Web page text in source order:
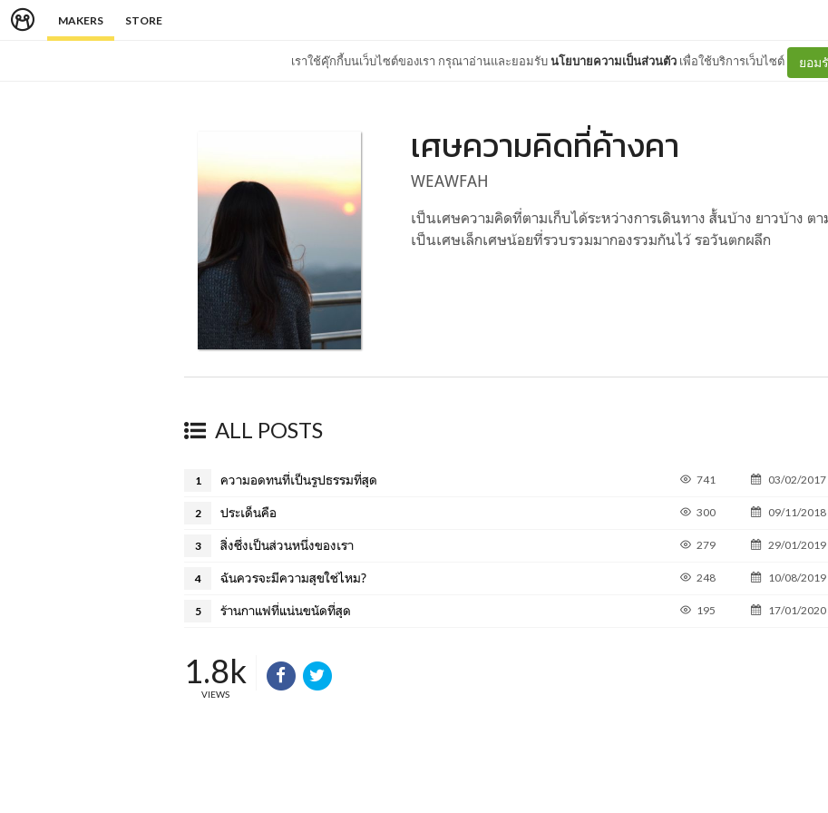
MAKERS STORE
เราใช้คุ๊กกี้บนเว็บไซต์ของเรา กรุณาอ่านและยอมรับนโยบายความเป็นส่วนตัว เพื่อใช้บริการเว็บไซต์ ยอม
เศษความคิดที่ค้างคา
WEAWFAH
เป็นเศษความคิดที่ตามเก็บได้ระหว่างการเดินทาง สั้นบ้าง ยาวบ้าง ต
เป็นเศษเล็กเศษน้อยที่รวบรวมมากองรวมกันไว้ รอวันตกผลึก
ALL POSTS
1 ความอดทนที่เป็นรูปธรรมที่สุด 741 03/02/2017
2 ประเด็นคือ 300 09/11/2018
3 สิ่งซึ่งเป็นส่วนหนึ่งของเรา 279 29/01/2019
4 ฉันควรจะมีความสุขใช่ไหม? 248 10/08/2019
5 ร้านกาแฟที่แน่นขนัดที่สุด 195 17/01/2020
1.8k
VIEWS